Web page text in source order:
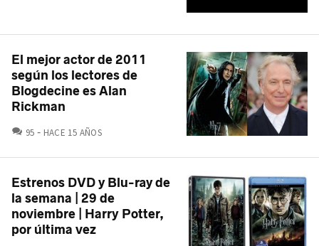
El mejor actor de 2011
según los lectores de
Blogdecine es Alan
Rickman
95 COMENTARIOS
HACE 15 AÑOS
Estrenos DVD y Blu-ray de
la semana | 29 de
noviembre | Harry Potter,
por última vez